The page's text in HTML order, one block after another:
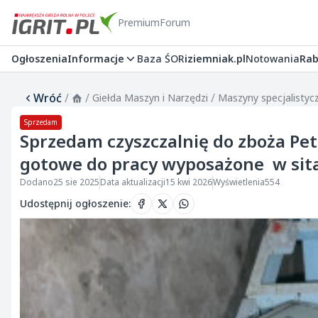
PremiumForum
OgłoszeniaInformacje Baza ŚORiziemniak.plNotowania
Wróć/ / Giełda Maszyn i Narzędzi / Maszyny
Sprzedam
Sprzedam czyszczalnię do zboża
gotowe do pracy wyposażone w
Dodano25 sie 2025Data aktualizacji15 kwi 2026Wyświetlenia554
Udostępnij ogłoszenie: